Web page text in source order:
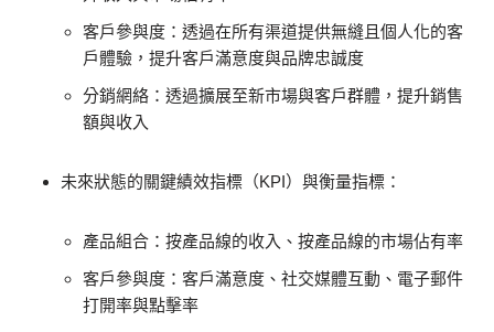
客戶參與度：透過在所有渠道提供無縫且個人化的客
戶體驗，提升客戶滿意度與品牌忠誠度
分銷網絡：透過擴展至新市場與客戶群體，提升銷售
額與收入
未來狀態的關鍵績效指標（KPI）與衡量指標：
產品組合：按產品線的收入、按產品線的市場佔有率
客戶參與度：客戶滿意度、社交媒體互動、電子郵件
打開率與點擊率